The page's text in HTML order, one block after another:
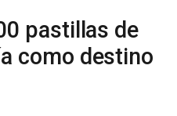
pastillas de
como destino